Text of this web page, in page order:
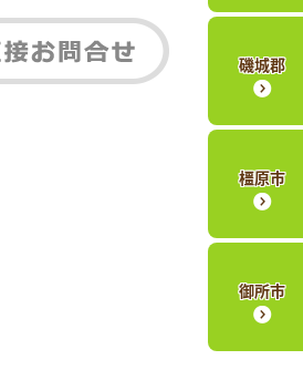
磯城郡
橿原市
御所市